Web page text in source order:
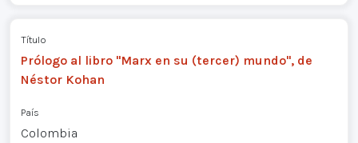
Título
Prólogo al libro "Marx en su (tercer) mundo", de
Néstor Kohan
País
Colombia